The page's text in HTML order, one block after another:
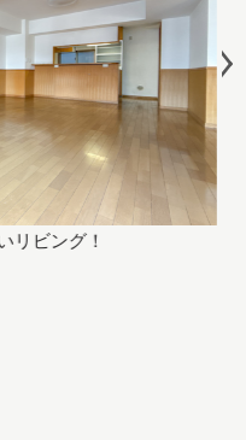
リビング！